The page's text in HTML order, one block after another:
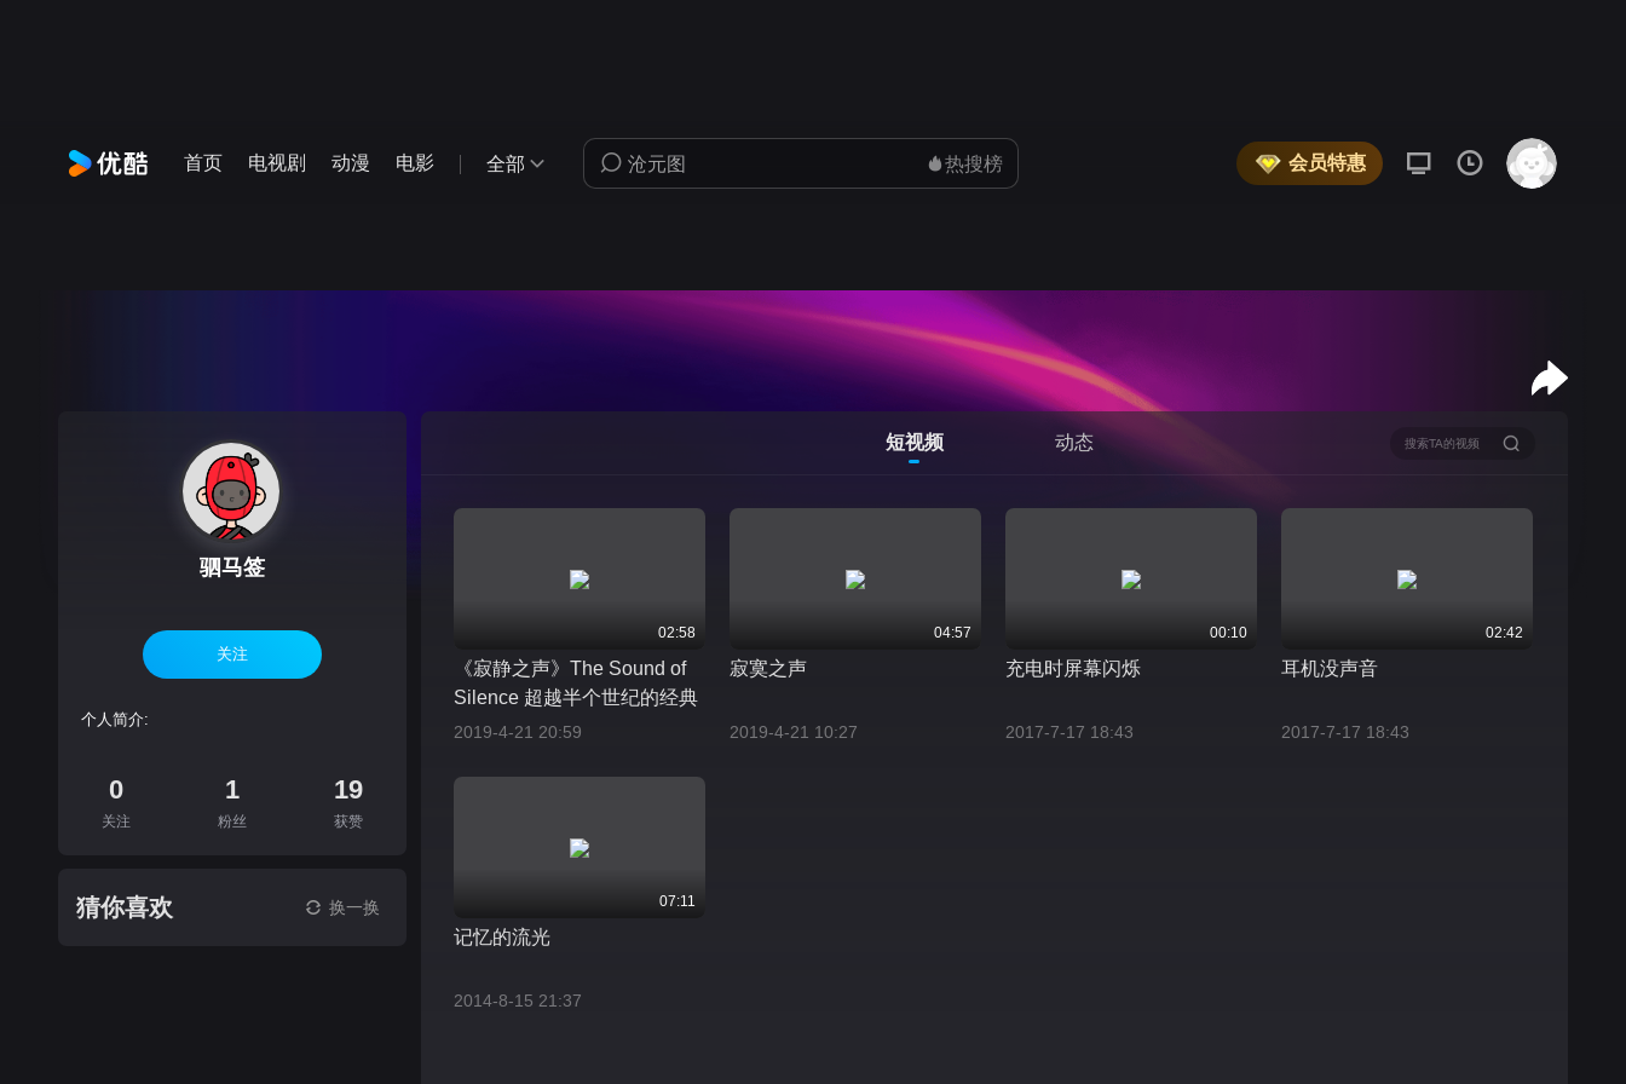
首页 电视剧 动漫 电影 全部 热搜榜 会员特惠
驷马签
关注
个人简介:
0
关注
1
粉丝
19
获赞
猜你喜欢 换一换
短视频 动态
02:58
《寂静之声》The Sound of
Silence 超越半个世纪的经典
2019-4-21 20:59
04:57
寂寞之声
2019-4-21 10:27
00:10
充电时屏幕闪烁
2017-7-17 18:43
02:42
耳机没声音
2017-7-17 18:43
07:11
记忆的流光
2014-8-15 21:37